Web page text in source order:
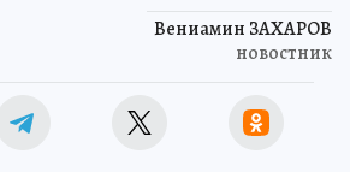
Вениамин ЗАХАРОВ
новостник